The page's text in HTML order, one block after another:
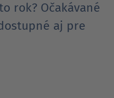
rok? Očakávané
aj pre